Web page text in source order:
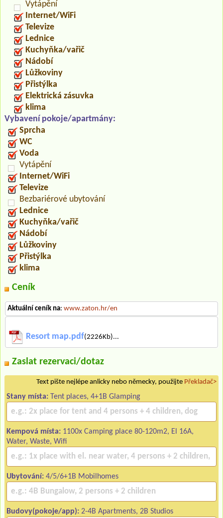
Vytápění
Internet/WiFi
Televize
Lednice
Kuchyňka/vařič
Nádobí
Lůžkoviny
Přistýlka
Elektrická zásuvka
klima
Vybavení pokoje/apartmány:
Sprcha
WC
Voda
Vytápění
Internet/WiFi
Televize
Bezbariérové ubytování
Lednice
Kuchyňka/vařič
Nádobí
Lůžkoviny
Přistýlka
klima
Ceník
Aktuální ceník na: www.zaton.hr/en
Resort map.pdf(2226Kb)...
Zaslat rezervaci/dotaz
Text pište nejlépe anlicky nebo německy, použijte Překladač>
Stany místa: Tent places, 4+1B Glamping
Kempová místa: 1100x Camping place 80-120m2, El 16A,
Water, Waste, Wifi
Ubytování: 4/5/6+1B Mobilhomes
Budovy(pokoje/app): 2-4B Apartments, 2B Studios